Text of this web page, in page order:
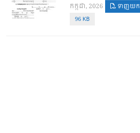
កក្កដា, 2026
ទាញយក
96 KB